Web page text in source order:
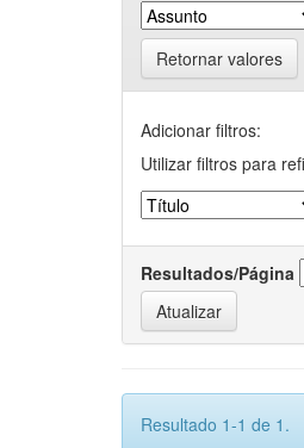
Retornar valores
Adicionar filtros:
Utilizar filtros para
Resultados/Página
Resultado 1-1 de 1.